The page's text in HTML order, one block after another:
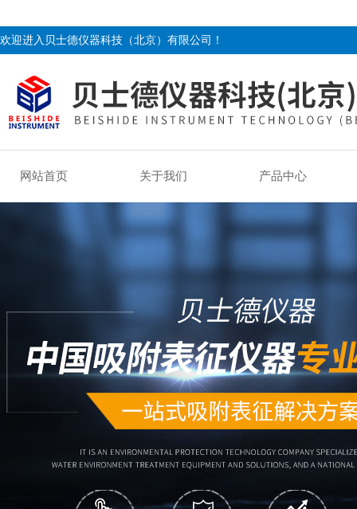
欢迎进入贝士德仪器科技（北京）有限公司！
网站首页 关于我们 产品中心